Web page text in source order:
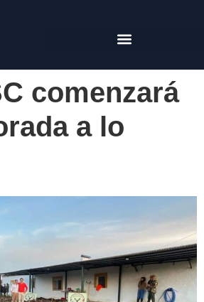
comenzará
a lo